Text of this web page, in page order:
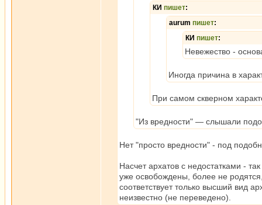
КИ пишет:
aurum пишет:
КИ пишет:
Невежество -
Иногда причина в
При самом скверном
"Из вредности" — слышали
Нет "просто вредности" - под
Насчет архатов с недостатками -
уже освобождены, более не
соответствует только высший вид
неизвестно (не переведено).